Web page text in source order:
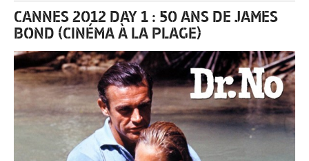
CANNES 2012 DAY 1 : 50 ANS DE JAMES
BOND (CINÉMA À LA PLAGE)